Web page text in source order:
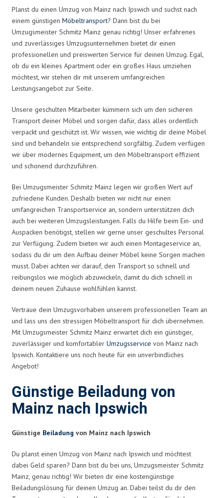
Planst du einen Umzug von Mainz nach Ipswich und suchst nach
einem günstigen Möbeltransport? Dann bist du bei
Umzugsmeister Schmitz Mainz genau richtig! Unser erfahrenes
und zuverlässiges Umzugsunternehmen bietet dir einen
professionellen und preiswerten Service für deinen Umzug. Egal,
ob du ein kleines Apartment oder ein großes Haus umziehen
möchtest, wir stehen dir mit unserem umfangreichen
Leistungsangebot zur Seite.
Unsere geschulten Mitarbeiter kümmern sich um den sicheren
Transport deiner Möbel und sorgen dafür, dass alles ordentlich
verpackt und geschützt ist. Wir wissen, wie wichtig dir deine Möbel
sind und behandeln sie entsprechend sorgfältig. Zudem verfügen
wir über modernes Equipment, um den Möbeltransport effizient
und schonend durchzuführen.
Bei Umzugsmeister Schmitz Mainz legen wir großen Wert auf
zufriedene Kunden. Deshalb bieten wir nicht nur einen
umfangreichen Transportservice an, sondern unterstützen dich
auch bei weiteren Umzugsleistungen. Falls du Hilfe beim Ein- und
Auspacken benötigst, stellen wir gerne unser geschultes Personal
zur Verfügung. Zudem bieten wir auch einen Montageservice an,
sodass du dir um den Aufbau deiner Möbel keine Sorgen machen
musst. Dabei achten wir darauf, den Transport so schnell und
reibungslos wie möglich abzuwickeln, damit du dich schnell in
deinem neuen Zuhause wohlfühlen kannst.
Vertraue dein Umzugsvorhaben unserem professionellen Team an
und lass uns den stressigen Möbeltransport für dich übernehmen.
Mit Umzugsmeister Schmitz Mainz erwartet dich ein günstiger,
zuverlässiger und komfortabler Umzugsservice von Mainz nach
Ipswich. Kontaktiere uns noch heute für ein unverbindliches
Angebot!
Günstige Beiladung von
Mainz nach Ipswich
Günstige Beiladung von Mainz nach Ipswich
Du planst einen Umzug von Mainz nach Ipswich und möchtest
dabei Geld sparen? Dann bist du bei uns, Umzugsmeister Schmitz
Mainz, genau richtig! Wir bieten dir eine kostengünstige
Beiladungslösung für deinen Umzug an. Dabei teilst du dir den